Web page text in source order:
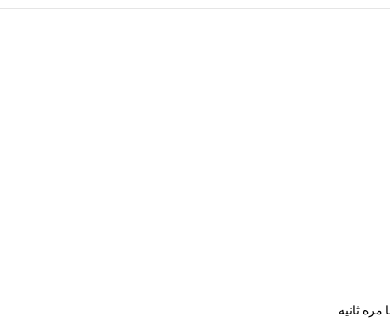
مره ثانيه